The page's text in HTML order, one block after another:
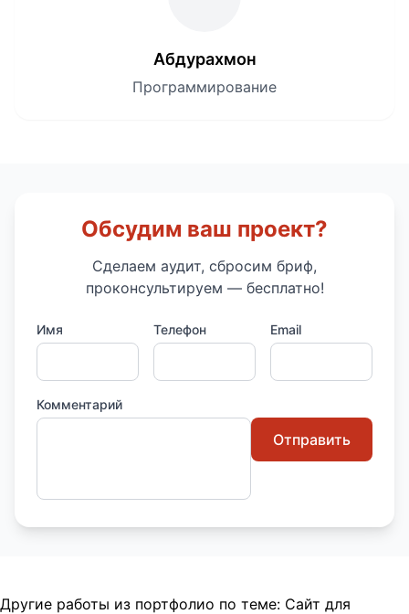
Абдурахмон
Программирование
Обсудим ваш проект?
Сделаем аудит, сбросим бриф,
проконсультируем — бесплатно!
Имя Телефон Email
Комментарий
Отправить
Другие работы из портфолио по теме: Сайт для